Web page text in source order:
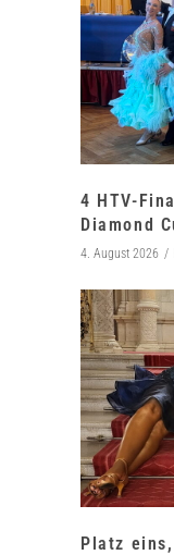
4 HTV-
Diamond
4. August 2026
Platz